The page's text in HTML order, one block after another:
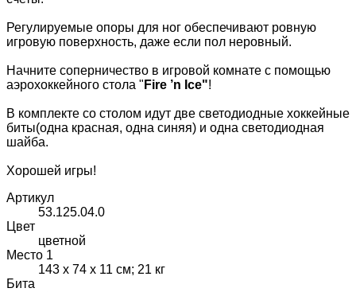
Регулируемые опоры для ног обеспечивают ровную
игровую поверхность, даже если пол неровный.
Начните соперничество в игровой комнате с помощью
аэрохоккейного стола " Fire ’n Ice"!
В комплекте со столом идут две светодиодные хоккейные
биты(одна красная, одна синяя) и одна светодиодная
шайба.
Хорошей игры!
Артикул
53.125.04.0
Цвет
цветной
Место 1
143 х 74 х 11 см; 21 кг
Бита